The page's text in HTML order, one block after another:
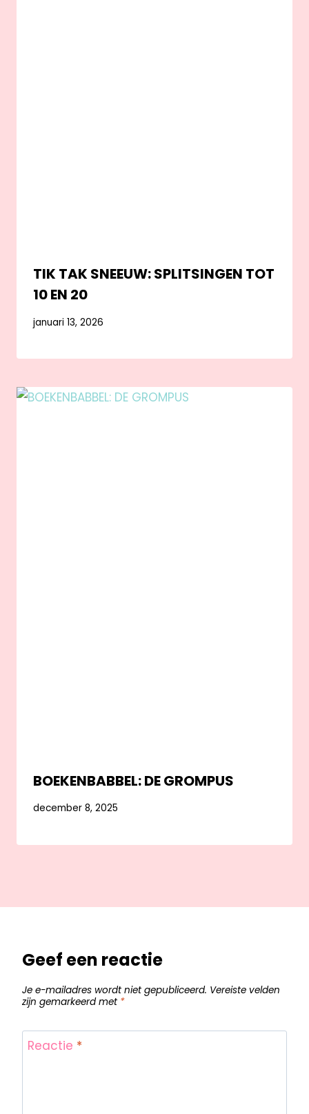
TIK TAK SNEEUW: SPLITSINGEN TOT
10 EN 20
januari 13, 2026
BOEKENBABBEL: DE GROMPUS
december 8, 2025
Geef een reactie
Je e-mailadres wordt niet gepubliceerd. Vereiste velden
zijn gemarkeerd met *
Reactie *